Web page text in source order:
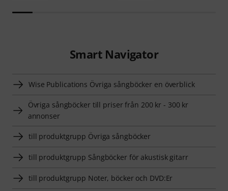
Smart Navigator
Wise Publications Övriga sångböcker en överblick
Övriga sångböcker till priser från 200 kr - 300 kr
annonser
till produktgrupp Övriga sångböcker
till produktgrupp Sångböcker för akustisk gitarr
till produktgrupp Noter, böcker och DVD:Er